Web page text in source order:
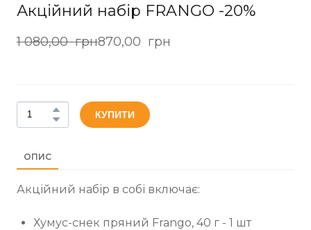
Акційний набір FRANGO -20%
1 080,00  грн870,00  грн
КУПИТИ
ОПИС
Акційний набір в собі включає:
Хумус-снек пряний Frango, 40 г - 1 шт